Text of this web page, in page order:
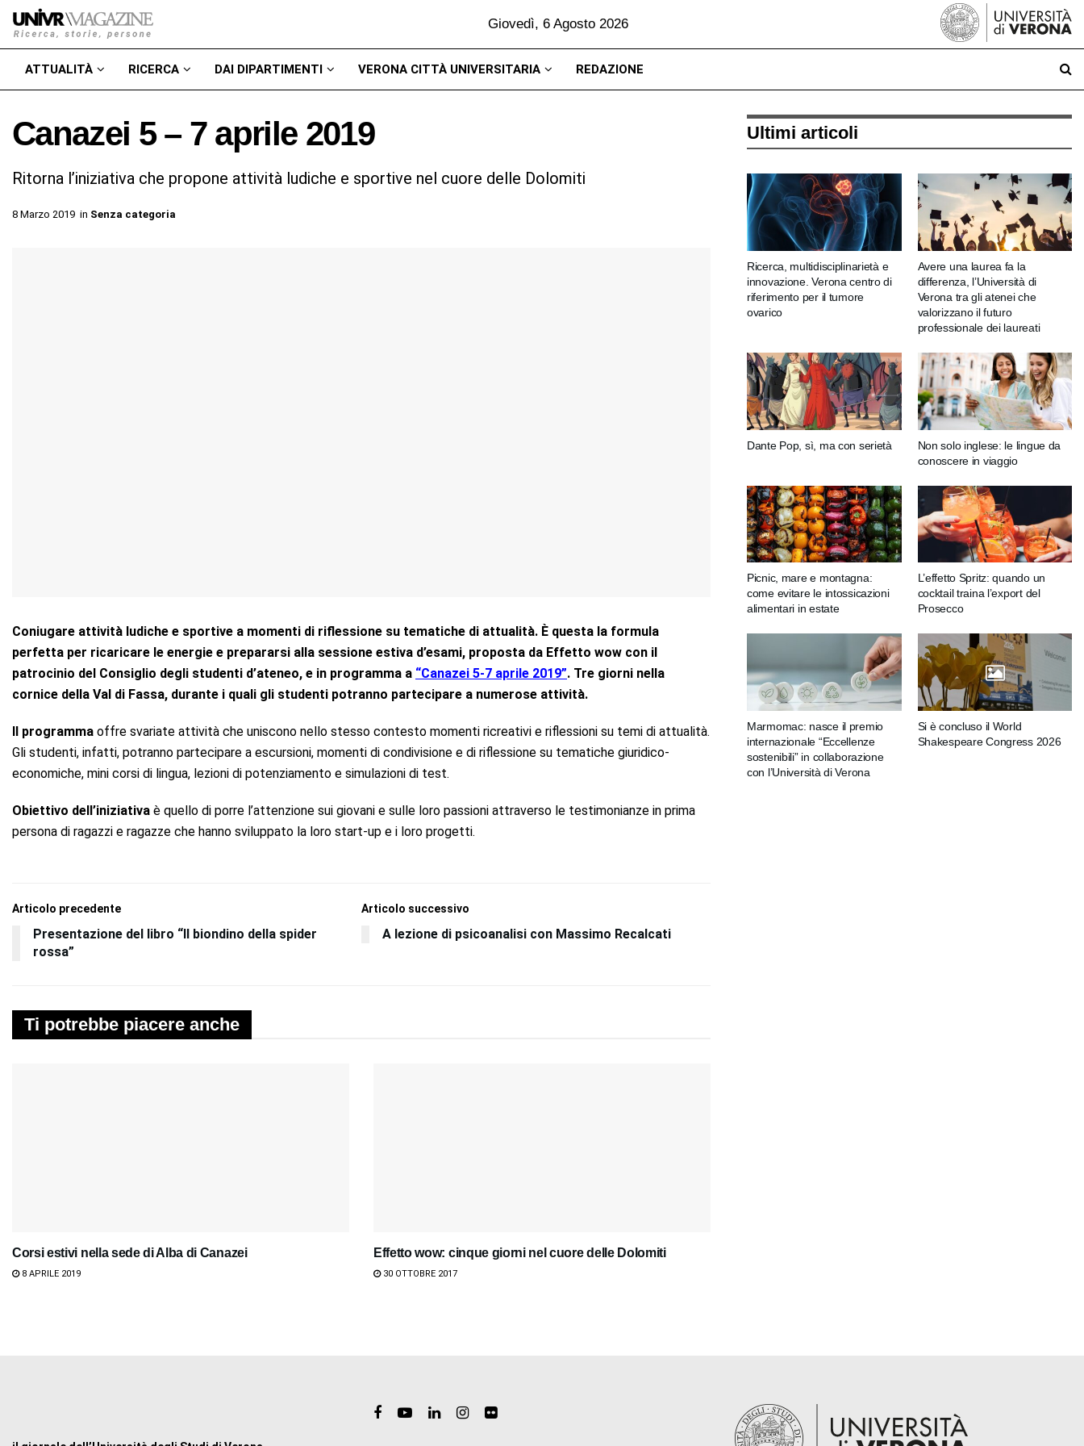
Giovedì, 6 Agosto 2026
ATTUALITÀ RICERCA DAI DIPARTIMENTI VERONA CITTÀ UNIVERSITARIA REDAZIONE
Canazei 5 – 7 aprile 2019
Ritorna l’iniziativa che propone attività ludiche e sportive nel cuore delle Dolomiti
8 Marzo 2019 in Senza categoria
Coniugare attività ludiche e sportive a momenti di riflessione su tematiche di attualità. È questa la formula
perfetta per ricaricare le energie e prepararsi alla sessione estiva d’esami, proposta da Effetto wow con il
patrocinio del Consiglio degli studenti d’ateneo, e in programma a “Canazei 5-7 aprile 2019”. Tre giorni nella
cornice della Val di Fassa, durante i quali gli studenti potranno partecipare a numerose attività.
Il programma offre svariate attività che uniscono nello stesso contesto momenti ricreativi e riflessioni su temi di attualità.
Gli studenti, infatti, potranno partecipare a escursioni, momenti di condivisione e di riflessione su tematiche giuridico-
economiche, mini corsi di lingua, lezioni di potenziamento e simulazioni di test.
Obiettivo dell’iniziativa è quello di porre l’attenzione sui giovani e sulle loro passioni attraverso le testimonianze in prima
persona di ragazzi e ragazze che hanno sviluppato la loro start-up e i loro progetti.
Articolo precedente
Presentazione del libro “Il biondino della spider
rossa”
Articolo successivo
A lezione di psicoanalisi con Massimo Recalcati
Ti potrebbe piacere anche
Corsi estivi nella sede di Alba di Canazei
8 APRILE 2019
Effetto wow: cinque giorni nel cuore delle Dolomiti
30 OTTOBRE 2017
Ultimi articoli
Ricerca, multidisciplinarietà e
innovazione. Verona centro di
riferimento per il tumore
ovarico
Avere una laurea fa la
differenza, l’Università di
Verona tra gli atenei che
valorizzano il futuro
professionale dei laureati
Dante Pop, sì, ma con serietà
Non solo inglese: le lingue da
conoscere in viaggio
Picnic, mare e montagna:
come evitare le intossicazioni
alimentari in estate
L’effetto Spritz: quando un
cocktail traina l’export del
Prosecco
Marmomac: nasce il premio
internazionale “Eccellenze
sostenibili” in collaborazione
con l’Università di Verona
Si è concluso il World
Shakespeare Congress 2026